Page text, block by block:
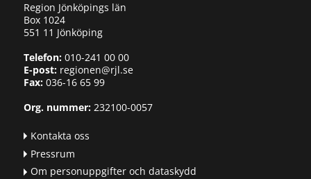
Region Jönköpings län
Box 1024
551 11 Jönköping
Telefon:010-241 00 00
E-post:regionen@rjl.se
Fax: 036-16 65 99
Org. nummer:232100-0057
Kontakta oss
Pressrum
Om personuppgifter och dataskydd